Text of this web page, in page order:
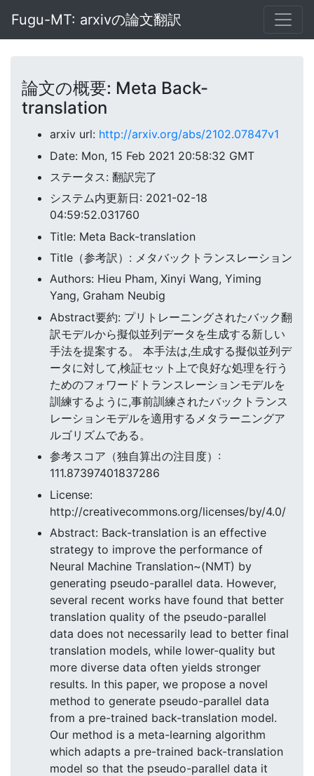
Fugu-MT: arxivの論文翻訳
論文の概要: Meta Back-
translation
arxiv url: http://arxiv.org/abs/2102.07847v1
Date: Mon, 15 Feb 2021 20:58:32 GMT
ステータス: 翻訳完了
システム内更新日: 2021-02-18
04:59:52.031760
Title: Meta Back-translation
Title（参考訳）: メタバックトランスレーション
Authors: Hieu Pham, Xinyi Wang, Yiming
Yang, Graham Neubig
Abstract要約: プリトレーニングされたバック翻
訳モデルから擬似並列データを生成する新しい
手法を提案する。 本手法は,生成する擬似並列デ
ータに対して,検証セット上で良好な処理を行う
ためのフォワードトランスレーションモデルを
訓練するように,事前訓練されたバックトランス
レーションモデルを適用するメタラーニングア
ルゴリズムである。
参考スコア（独自算出の注目度）:
111.87397401837286
License:
http://creativecommons.org/licenses/by/4.0/
Abstract: Back-translation is an effective
strategy to improve the performance of
Neural Machine Translation~(NMT) by
generating pseudo-parallel data. However,
several recent works have found that better
translation quality of the pseudo-parallel
data does not necessarily lead to better final
translation models, while lower-quality but
more diverse data often yields stronger
results. In this paper, we propose a novel
method to generate pseudo-parallel data
from a pre-trained back-translation model.
Our method is a meta-learning algorithm
which adapts a pre-trained back-translation
model so that the pseudo-parallel data it